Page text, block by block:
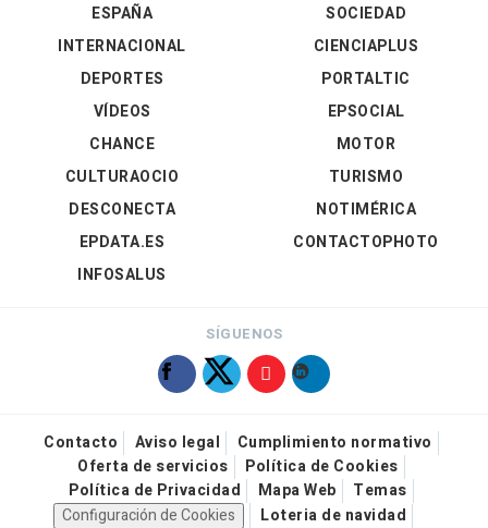
ESPAÑA
INTERNACIONAL
DEPORTES
VÍDEOS
SOCIEDAD
CIENCIAPLUS
PORTALTIC
EPSOCIAL
CHANCE
CULTURAOCIO
DESCONECTA
EPDATA.ES
INFOSALUS
MOTOR
TURISMO
NOTIMÉRICA
CONTACTOPHOTO
SÍGUENOS
Contacto Aviso legal
Cumplimiento normativo
Oferta de servicios
Política de Cookies
Política de Privacidad
Mapa Web
Temas
Configuración de Cookies
Loteria de navidad